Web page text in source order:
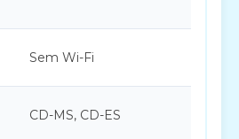
Sem Wi-Fi
CD-MS, CD-ES